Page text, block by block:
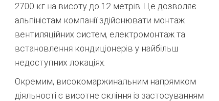
2700 кг на висоту до 12 метрів. Це дозволяє
альпіністам компанії здійснювати монтаж
вентиляційних систем, електромонтаж та
встановлення кондиціонерів у найбільш
недоступних локаціях.
Окремим, високомаржинальним напрямком
діяльності є висотне скління із застосуванням